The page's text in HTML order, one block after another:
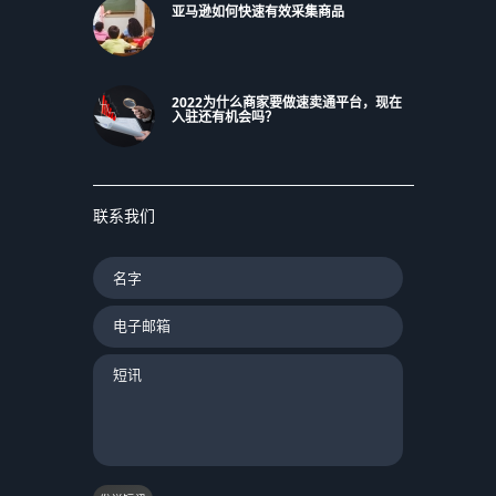
亚马逊如何快速有效采集商品
2022为什么商家要做速卖通平台，现在
入驻还有机会吗？
联系我们